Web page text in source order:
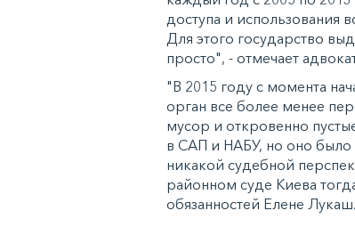
доступа и использования
Для этого государство
просто", - отмечает
"В 2015 году с момента
орган все более менее
мусор и откровенно
в САП и НАБУ, но оно было
никакой судебной
районном суде Киева
обязанностей Елене Лукаш.